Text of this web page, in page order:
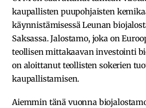
kaupallisten puupohjaisten
käynnistämisessä Leunan
Saksassa. Jalostamo, joka on
teollisen mittakaavan investointi
on aloittanut teollisten sokerien
kaupallistamisen.
Aiemmin tänä vuonna